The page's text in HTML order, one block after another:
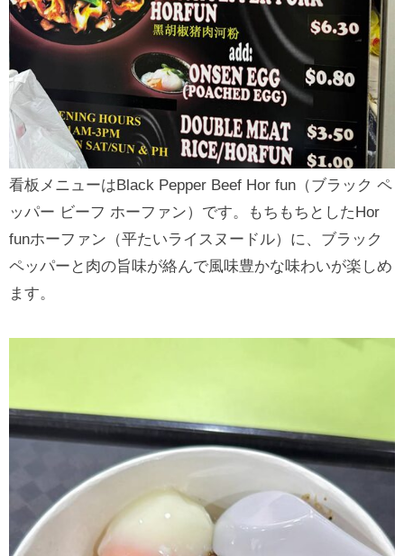
看板メニューはBlack Pepper Beef Hor fun（ブラック ペ
ッパー ビーフ ホーファン）です。もちもちとしたHor
funホーファン（平たいライスヌードル）に、ブラック
ペッパーと肉の旨味が絡んで風味豊かな味わいが楽しめ
ます。